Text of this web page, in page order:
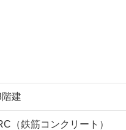
階建
（鉄筋コンクリート）